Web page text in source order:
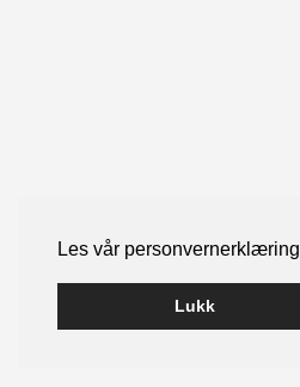
Les vår personvernerklæring
Lukk